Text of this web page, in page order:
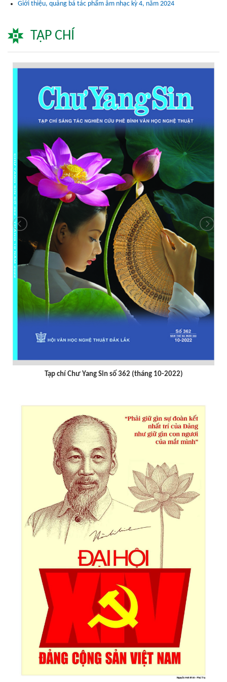
Giới thiệu, quảng bá tác phẩm âm nhạc kỳ 4, năm 2024
TẠP CHÍ
Tạp chí Chư Yang sin số 359